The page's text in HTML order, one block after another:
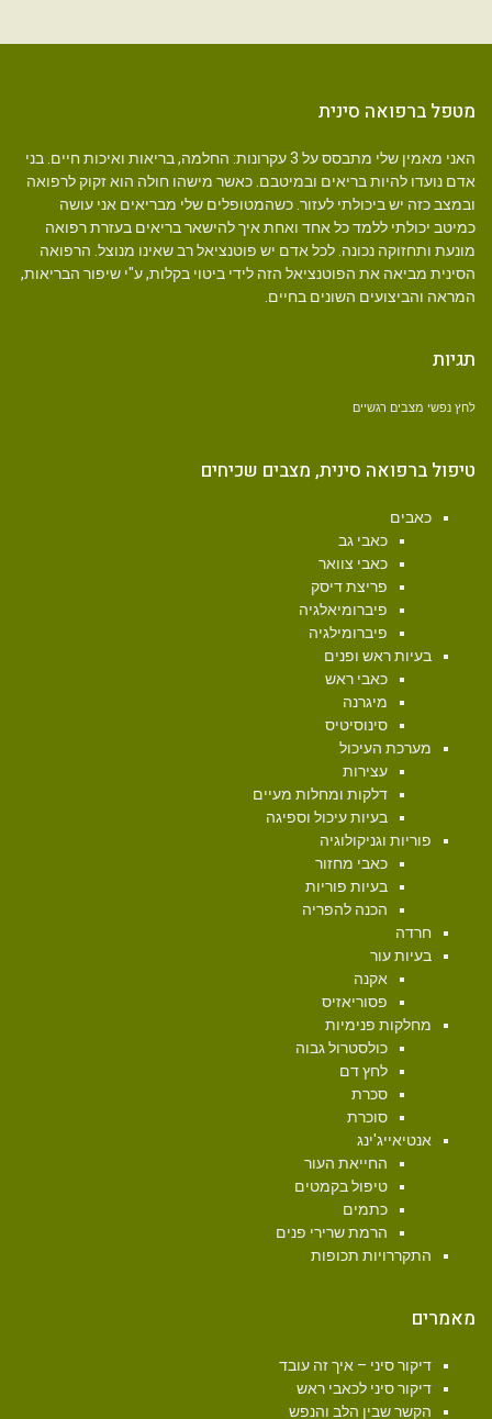
מטפל ברפואה סינית
האני מאמין שלי מתבסס על 3 עקרונות: החלמה, בריאות ואיכות חיים. בני
אדם נועדו להיות בריאים ובמיטבם. כאשר מישהו חולה הוא זקוק לרפואה
ובמצב כזה יש ביכולתי לעזור. כשהמטופלים שלי מבריאים אני עושה
כמיטב יכולתי ללמד כל אחד ואחת איך להישאר בריאים בעזרת רפואה
מונעת ותחזוקה נכונה. לכל אדם יש פוטנציאל רב שאינו מנוצל. הרפואה
הסינית מביאה את הפוטנציאל הזה לידי ביטוי בקלות, ע"י שיפור הבריאות,
המראה והביצועים השונים בחיים.
תגיות
לחץ נפשי מצבים רגשיים
טיפול ברפואה סינית, מצבים שכיחים
כאבים
כאבי גב
כאבי צוואר
פריצת דיסק
פיברומיאלגיה
פיברומילגיה
בעיות ראש ופנים
כאבי ראש
מיגרנה
סינוסיטיס
מערכת העיכול
עצירות
דלקות ומחלות מעיים
בעיות עיכול וספיגה
פוריות וגניקולוגיה
כאבי מחזור
בעיות פוריות
הכנה להפריה
חרדה
בעיות עור
אקנה
פסוריאזיס
מחלקות פנימיות
כולסטרול גבוה
לחץ דם
סכרת
סוכרת
אנטיאייג'ינג
החייאת העור
טיפול בקמטים
כתמים
הרמת שרירי פנים
התקררויות תכופות
מאמרים
דיקור סיני – איך זה עובד
דיקור סיני לכאבי ראש
הקשר שבין הלב והנפש